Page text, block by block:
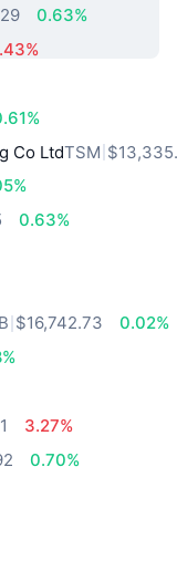
0.63%
Co LtdTSM
0.63%
$16,742.73
0.02%
3.27%
0.70%